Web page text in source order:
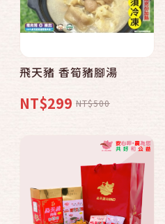
飛天豬 香筍豬腳湯
NT$299 NT$500